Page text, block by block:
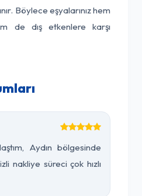
Böylece eşyalarınız hem
de dış etkenlere karşı
Aydın bölgesinde
nakliye süreci çok hızlı